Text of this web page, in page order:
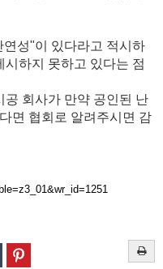
성"이 있다라고 적시하
시하지 못하고 있다는 점
공 회사가 만약 공인된 난
면 협회로 알려주시면 감